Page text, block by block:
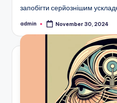
запобігти серйознішим
Posted
admin November 30, 2024